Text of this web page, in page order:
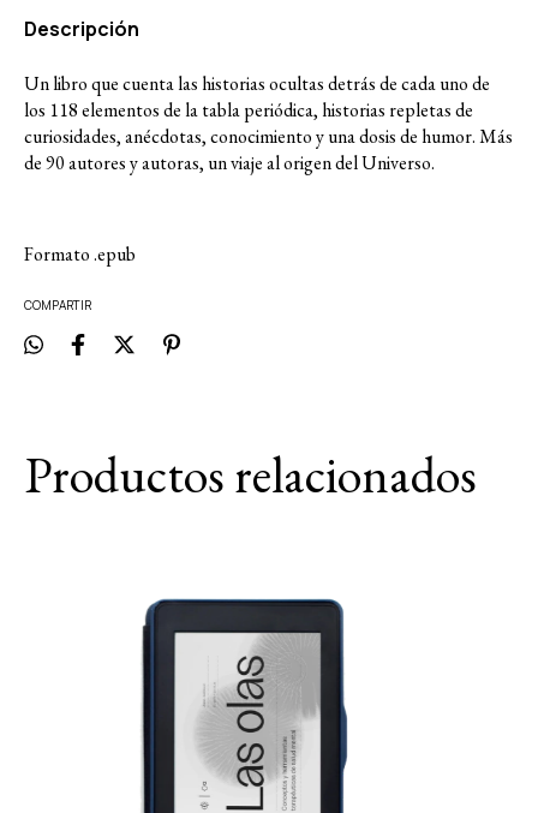
Descripción
Un libro que cuenta las historias ocultas detrás de cada uno de
los 118 elementos de la tabla periódica, historias repletas de
curiosidades, anécdotas, conocimiento y una dosis de humor. Más
de 90 autores y autoras, un viaje al origen del Universo.
Formato .epub
COMPARTIR
Productos relacionados